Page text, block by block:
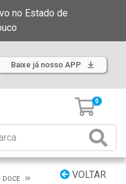
no Estado de
Baixe já nosso APP
0
VOLTAR
DOCE